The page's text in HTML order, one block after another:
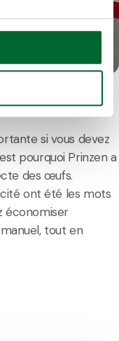
si vous devez
pourquoi Prinzen a
des œufs.
ont été les mots
économiser
tout en